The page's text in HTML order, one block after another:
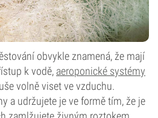
obvykle znamená, že mají
k vodě, aeroponické systémy
volně viset ve vzduchu.
a udržujete je ve formě tím, že je